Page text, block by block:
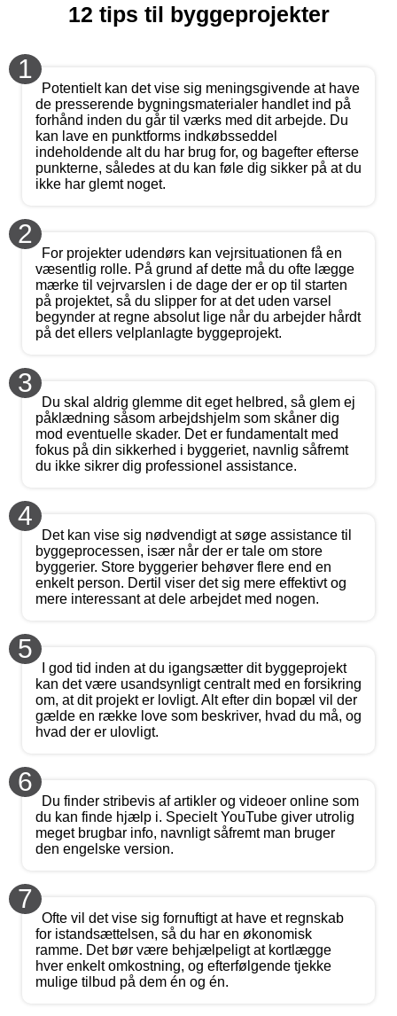
12 tips til byggeprojekter
1
Potentielt kan det vise sig meningsgivende at have
de presserende bygningsmaterialer handlet ind på
forhånd inden du går til værks med dit arbejde. Du
kan lave en punktforms indkøbsseddel
indeholdende alt du har brug for, og bagefter efterse
punkterne, således at du kan føle dig sikker på at du
ikke har glemt noget.
2
For projekter udendørs kan vejrsituationen få en
væsentlig rolle. På grund af dette må du ofte lægge
mærke til vejrvarslen i de dage der er op til starten
på projektet, så du slipper for at det uden varsel
begynder at regne absolut lige når du arbejder hårdt
på det ellers velplanlagte byggeprojekt.
3
Du skal aldrig glemme dit eget helbred, så glem ej
påklædning såsom arbejdshjelm som skåner dig
mod eventuelle skader. Det er fundamentalt med
fokus på din sikkerhed i byggeriet, navnlig såfremt
du ikke sikrer dig professionel assistance.
4
Det kan vise sig nødvendigt at søge assistance til
byggeprocessen, især når der er tale om store
byggerier. Store byggerier behøver flere end en
enkelt person. Dertil viser det sig mere effektivt og
mere interessant at dele arbejdet med nogen.
5
I god tid inden at du igangsætter dit byggeprojekt
kan det være usandsynligt centralt med en forsikring
om, at dit projekt er lovligt. Alt efter din bopæl vil der
gælde en række love som beskriver, hvad du må, og
hvad der er ulovligt.
6
Du finder stribevis af artikler og videoer online som
du kan finde hjælp i. Specielt YouTube giver utrolig
meget brugbar info, navnligt såfremt man bruger
den engelske version.
7
Ofte vil det vise sig fornuftigt at have et regnskab
for istandsættelsen, så du har en økonomisk
ramme. Det bør være behjælpeligt at kortlægge
hver enkelt omkostning, og efterfølgende tjekke
mulige tilbud på dem én og én.